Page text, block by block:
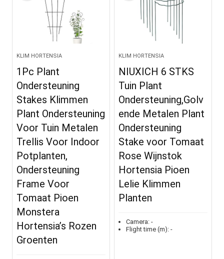
KLIM HORTENSIA
1Pc Plant
Ondersteuning
Stakes Klimmen
Plant Ondersteuning
Voor Tuin Metalen
Trellis Voor Indoor
Potplanten,
Ondersteuning
Frame Voor
Tomaat Pioen
Monstera
Hortensia’s Rozen
Groenten
KLIM HORTENSIA
NIUXICH 6 STKS
Tuin Plant
Ondersteuning,Golv
ende Metalen Plant
Ondersteuning
Stake voor Tomaat
Rose Wijnstok
Hortensia Pioen
Lelie Klimmen
Planten
Camera: -
Flight time (m): -